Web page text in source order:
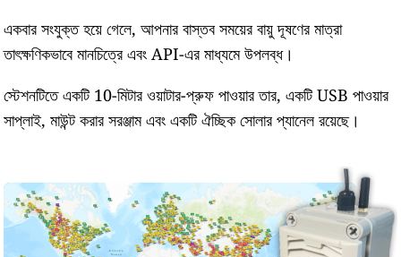
একবার সংযুক্ত হয়ে গেলে, আপনার বাস্তব সময়ের বায়ু দূষণের মাত্রা
তাৎক্ষণিকভাবে মানচিত্রে এবং API-এর মাধ্যমে উপলব্ধ।
স্টেশনটিতে একটি 10-মিটার ওয়াটার-প্রুফ পাওয়ার তার, একটি USB পাওয়ার
সাপ্লাই, মাউন্ট করার সরঞ্জাম এবং একটি ঐচ্ছিক সোলার প্যানেল রয়েছে।